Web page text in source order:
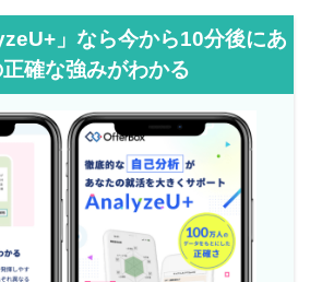
」なら今から10分後にあ
確な強みがわかる